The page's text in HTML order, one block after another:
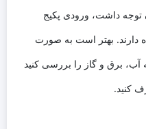
توجه داشت، ورودی پکیج
دارند. بهتر است به صورت
برق و گاز را بررسی کنید
کنید.